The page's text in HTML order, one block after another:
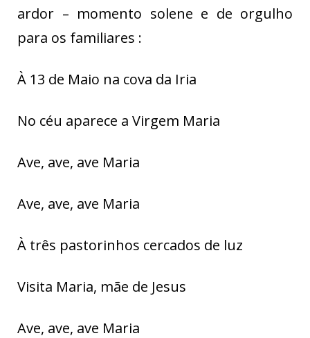
ardor – momento solene e de orgulho
para os familiares :
À 13 de Maio na cova da Iria
No céu aparece a Virgem Maria
Ave, ave, ave Maria
Ave, ave, ave Maria
À três pastorinhos cercados de luz
Visita Maria, mãe de Jesus
Ave, ave, ave Maria